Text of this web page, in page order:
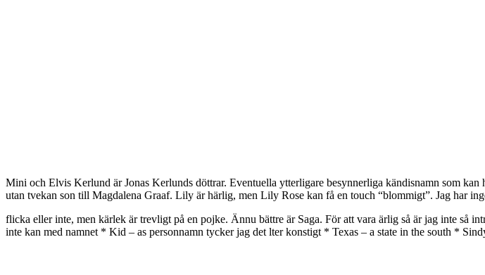
Mini och Elvis Kerlund är Jonas Kerlunds döttrar. Eventuella ytterligare besynnerliga kändisnamn som
utan tvekan son till Magdalena Graaf. Lily är härlig, men Lily Rose kan få en touch “blommigt”. Jag har
flicka eller inte, men kärlek är trevligt på en pojke. Ännu bättre är Saga. För att vara ärlig så är jag inte så
inte kan med namnet * Kid – as personnamn tycker jag det lter konstigt * Texas – a state in the south *